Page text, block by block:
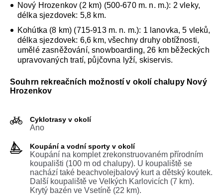
Nový Hrozenkov (2 km) (500-670 m. n. m.): 2 vleky,
délka sjezdovek: 5,8 km.
Kohútka (8 km) (715-913 m. n. m.): 1 lanovka, 5 vleků,
délka sjezdovek: 6,6 km, všechny druhy obtížnosti,
umělé zasněžování, snowboarding, 26 km běžeckých
upravovaných tratí, půjčovna lyží, skiservis.
Souhrn rekreačních možností v okolí chalupy Nový
Hrozenkov
Cyklotrasy v okolí
Ano
Koupání a vodní sporty v okolí
Koupání na komplet zrekonstruovaném přírodním
koupališti (100 m od chalupy). U koupaliště se
nachází také beachvolejbalový kurt a dětský koutek.
Další koupaliště ve Velkých Karlovicích (7 km).
Krytý bazén ve Vsetíně (22 km).